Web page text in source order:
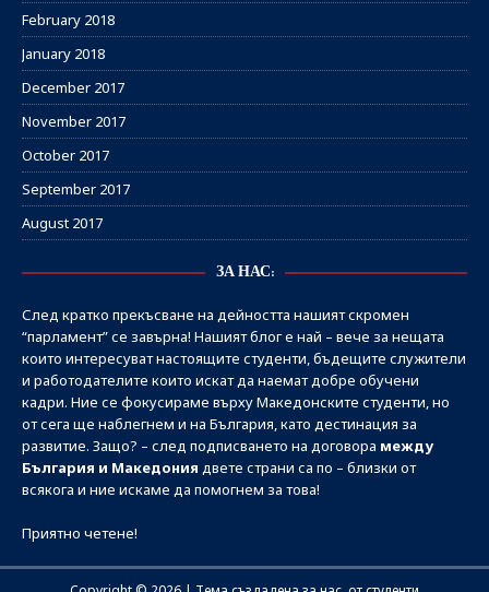
February 2018
January 2018
December 2017
November 2017
October 2017
September 2017
August 2017
ЗА НАС:
След кратко прекъсване на дейността нашият скромен
“парламент” се завърна! Нашият блог е най – вече за нещата
които интересуват настоящите студенти, бъдещите служители
и работодателите които искат да наемат добре обучени
кадри. Ние се фокусираме върху Македонските студенти, но
от сега ще наблегнем и на България, като дестинация за
развитие. Защо? – след подписването на договора между
България и Македония двете страни са по – близки от
всякога и ние искаме да помогнем за това!
Приятно четене!